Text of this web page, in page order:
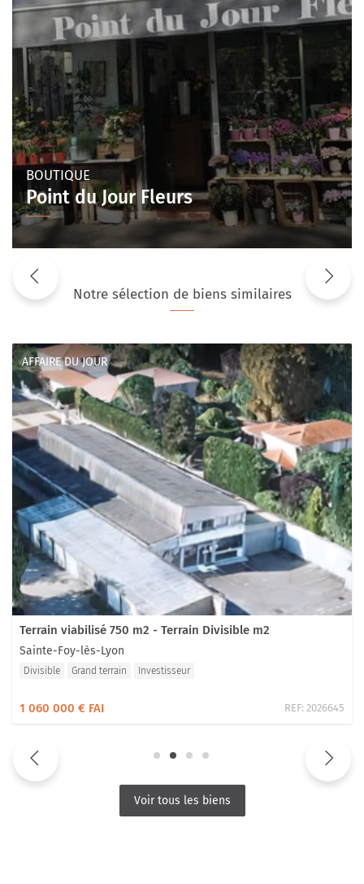
BOUTIQUE
Point du Jour Fleurs
Notre sélection de biens similaires
AFFAIRE DU JOUR
Terrain viabilisé 750 m2 - Terrain Divisible m2
Sainte-Foy-lès-Lyon
Divisible Grand terrain Investisseur
1 060 000 € FAI REF: 2026645
Voir tous les biens